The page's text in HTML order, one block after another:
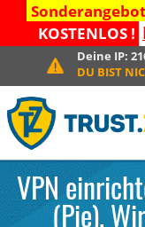
Sonderangebot
KOSTENLOS !
Deine IP:
DU BIST
VPN
(Pie).